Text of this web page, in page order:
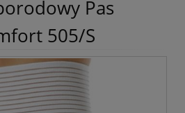
Pas
505/S